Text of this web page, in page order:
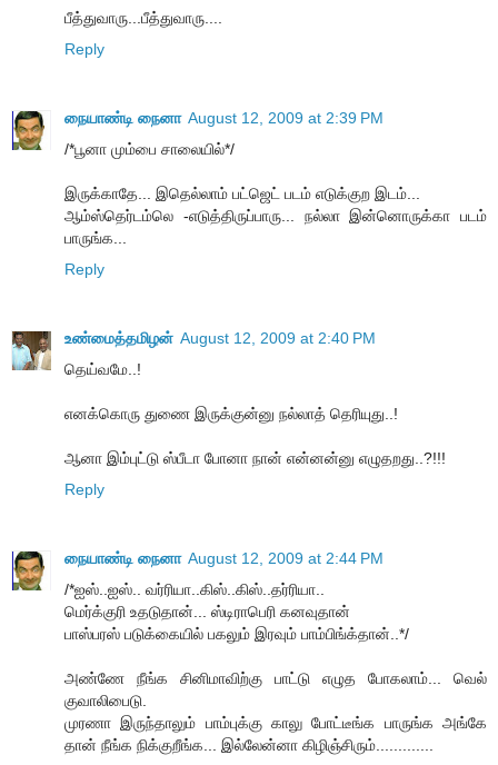
பீத்துவாரு...பீத்துவாரு....
Reply
நையாண்டி நைனா August 12, 2009 at 2:39 PM
/*பூனா மும்பை சாலையில்*/
இருக்காதே... இதெல்லாம் பட்ஜெட் படம் எடுக்குற இடம்...
ஆம்ஸ்தெர்டம்லெ -எடுத்திருப்பாரு... நல்லா இன்னொருக்கா படம்
பாருங்க...
Reply
உண்மைத்தமிழன் August 12, 2009 at 2:40 PM
தெய்வமே..!
எனக்கொரு துணை இருக்குன்னு நல்லாத் தெரியுது..!
ஆனா இம்புட்டு ஸ்பீடா போனா நான் என்னன்னு எழுதறது..?!!!
Reply
நையாண்டி நைனா August 12, 2009 at 2:44 PM
/*ஐஸ்..ஐஸ்.. வர்ரியா..கிஸ்..கிஸ்..தர்ரியா..
மெர்க்குரி உதடுதான்... ஸ்டிராபெரி கனவுதான்
பாஸ்பரஸ் படுக்கையில் பகலும் இரவும் பாம்பிங்க்தான்..*/
அண்ணே நீங்க சினிமாவிற்கு பாட்டு எழுத போகலாம்... வெல்
குவாலிபைடு.
முரணா இருந்தாலும் பாம்புக்கு காலு போட்டீங்க பாருங்க அங்கே
தான் நீங்க நிக்குறீங்க... இல்லேன்னா கிழிஞ்சிரும்.............